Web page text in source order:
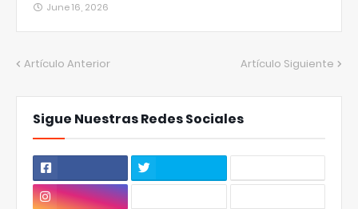
June 16, 2026
Artículo Anterior Artículo Siguiente
Sigue Nuestras Redes Sociales